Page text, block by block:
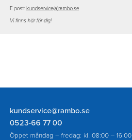
E-post: kundservice(a)rambo.se
Vi finns här för dig!
Rambo
AB
kundservice@rambo.se
0523-66 77 00
Öppet måndag – fredag: kl. 08:00 – 16:00